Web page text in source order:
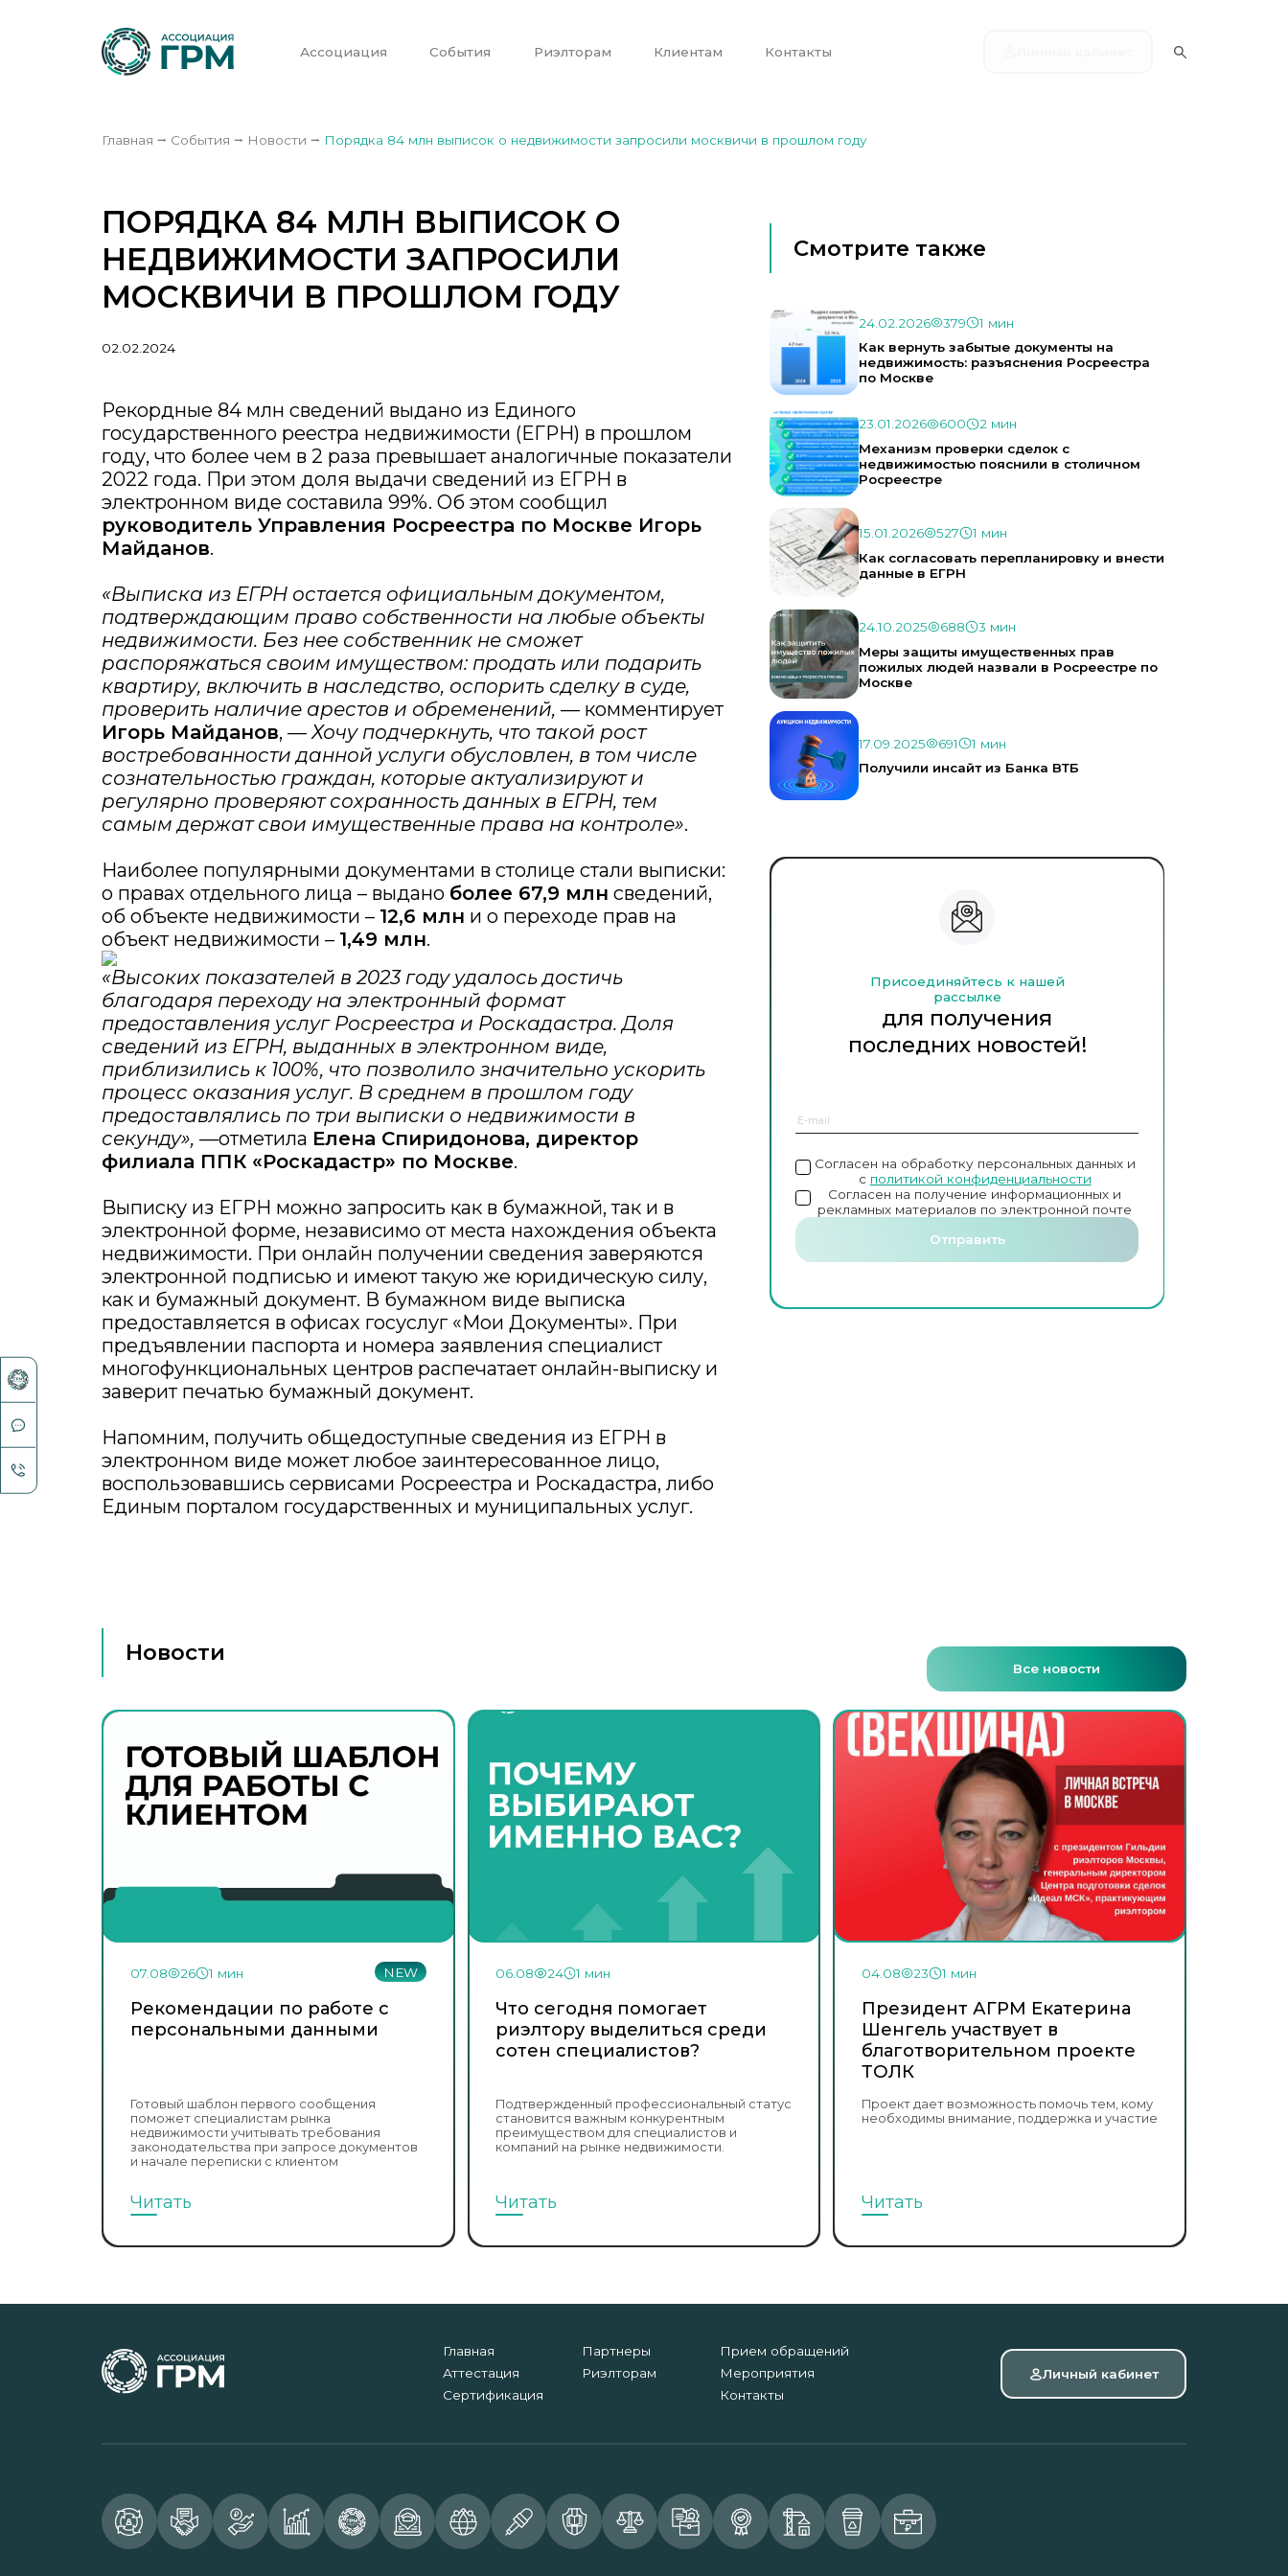
Ассоциация События Риэлторам Клиентам Контакты
Главная ⭢ События ⭢ Новости ⭢ Порядка 84 млн выписок о недвижимости запросили москвичи в прошлом году
ПОРЯДКА 84 МЛН ВЫПИСОК О
НЕДВИЖИМОСТИ ЗАПРОСИЛИ
МОСКВИЧИ В ПРОШЛОМ ГОДУ
02.02.2024
Рекордные 84 млн сведений выдано из Единого
государственного реестра недвижимости (ЕГРН) в прошлом
году, что более чем в 2 раза превышает аналогичные показатели
2022 года. При этом доля выдачи сведений из ЕГРН в
электронном виде составила 99%. Об этом сообщил
руководитель Управления Росреестра по Москве Игорь
Майданов.
«Выписка из ЕГРН остается официальным документом,
подтверждающим право собственности на любые объекты
недвижимости. Без нее собственник не сможет
распоряжаться своим имуществом: продать или подарить
квартиру, включить в наследство, оспорить сделку в суде,
проверить наличие арестов и обременений, — комментирует
Игорь Майданов, — Хочу подчеркнуть, что такой рост
востребованности данной услуги обусловлен, в том числе
сознательностью граждан, которые актуализируют и
регулярно проверяют сохранность данных в ЕГРН, тем
самым держат свои имущественные права на контроле».
Наиболее популярными документами в столице стали выписки:
о правах отдельного лица – выдано более 67,9 млн сведений,
об объекте недвижимости – 12,6 млн и о переходе прав на
объект недвижимости – 1,49 млн.
«Высоких показателей в 2023 году удалось достичь
благодаря переходу на электронный формат
предоставления услуг Росреестра и Роскадастра. Доля
сведений из ЕГРН, выданных в электронном виде,
приблизились к 100%, что позволило значительно ускорить
процесс оказания услуг. В среднем в прошлом году
предоставлялись по три выписки о недвижимости в
секунду», —отметила Елена Спиридонова, директор
филиала ППК «Роскадастр» по Москве.
Выписку из ЕГРН можно запросить как в бумажной, так и в
электронной форме, независимо от места нахождения объекта
недвижимости. При онлайн получении сведения заверяются
электронной подписью и имеют такую же юридическую силу,
как и бумажный документ. В бумажном виде выписка
предоставляется в офисах госуслуг «Мои Документы». При
предъявлении паспорта и номера заявления специалист
многофункциональных центров распечатает онлайн-выписку и
заверит печатью бумажный документ.
Напомним, получить общедоступные сведения из ЕГРН в
электронном виде может любое заинтересованное лицо,
воспользовавшись сервисами Росреестра и Роскадастра, либо
Единым порталом государственных и муниципальных услуг.
Смотрите также
24.02.2026 379
1 мин
Как вернуть забытые документы на
недвижимость: разъяснения Росреестра
по Москве
23.01.2026 600
2 мин
Механизм проверки сделок с
недвижимостью пояснили в столичном
Росреестре
15.01.2026 527
1 мин
Как согласовать перепланировку и внести
данные в ЕГРН
24.10.2025 688
3 мин
Меры защиты имущественных прав
пожилых людей назвали в Росреестре по
Москве
17.09.2025 691
1 мин
Получили инсайт из Банка ВТБ
Присоединяйтесь к нашей
рассылке
для получения
последних новостей!
Согласен на обработку персональных данных и
с политикой конфиденциальности
Согласен на получение информационных и
рекламных материалов по электронной почте
Отправить
Новости
Все новости
NEW
07.08 26 1 мин
Рекомендации по работе с
персональными данными
Готовый шаблон первого сообщения
поможет специалистам рынка
недвижимости учитывать требования
законодательства при запросе документов
и начале переписки с клиентом
Читать
06.08 24 1 мин
Что сегодня помогает
риэлтору выделиться среди
сотен специалистов?
Подтвержденный профессиональный статус
становится важным конкурентным
преимуществом для специалистов и
компаний на рынке недвижимости.
Читать
04.08 23 1 мин
Президент АГРМ Екатерина
Шенгель участвует в
благотворительном проекте
ТОЛК
Проект дает возможность помочь тем, кому
необходимы внимание, поддержка и участие
Читать
Главная
Аттестация
Сертификация
Партнеры
Риэлторам
Прием обращений
Мероприятия
Контакты
Личный кабинет